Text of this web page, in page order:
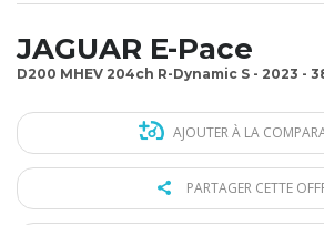
JAGUAR E-Pace
D200 MHEV 204ch R-Dynamic S - 2023 -
AJOUTER À LA
PARTAGER CETTE